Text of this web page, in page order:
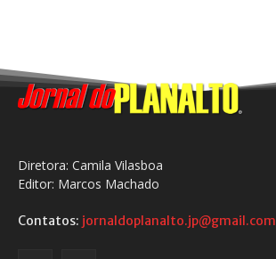
Diretora: Camila Vilasboa
Editor: Marcos Machado
Contatos: jornaldoplanalto.jp@gmail.com